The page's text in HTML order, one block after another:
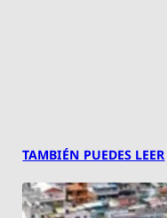
TAMBIÉN PUEDES LEER